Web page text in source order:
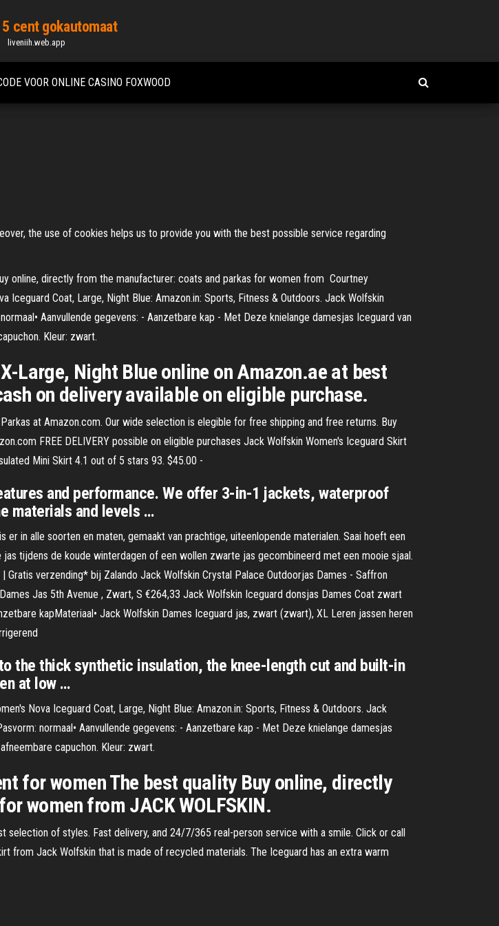
5 cent gokautomaat
liveniih.web.app
VOOR ONLINE CASINO FOXWOOD
the use of cookies helps us to provide you with the best possible service regarding
online, directly from the manufacturer: coats and parkas for women from Courtney
Iceguard Coat, Large, Night Blue: Amazon.in: Sports, Fitness & Outdoors. Jack Wolfskin
Aanvullende gegevens: - Aanzetbare kap - Met Deze knielange damesjas Iceguard van
Kleur: zwart.
Large, Night Blue online on Amazon.ae at best
on delivery available on eligible purchase.
at Amazon.com. Our wide selection is elegible for free shipping and free returns. Buy
FREE DELIVERY possible on eligible purchases Jack Wolfskin Women's Iceguard Skirt
Mini Skirt 4.1 out of 5 stars 93. $45.00 -
and performance. We offer 3-in-1 jackets, waterproof
materials and levels …
in alle soorten en maten, gemaakt van prachtige, uiteenlopende materialen. Saai hoeft een
tijdens de koude winterdagen of een wollen zwarte jas gecombineerd met een mooie sjaal.
verzending* bij Zalando Jack Wolfskin Crystal Palace Outdoorjas Dames - Saffron
Jas 5th Avenue , Zwart, S €264,33 Jack Wolfskin Iceguard donsjas Dames Coat zwart
kapMateriaal• Jack Wolfskin Dames Iceguard jas, zwart (zwart), XL Leren jassen heren
the thick synthetic insulation, the knee-length cut and built-in
at low …
Nova Iceguard Coat, Large, Night Blue: Amazon.in: Sports, Fitness & Outdoors. Jack
normaal• Aanvullende gegevens: - Aanzetbare kap - Met Deze knielange damesjas
capuchon. Kleur: zwart.
for women The best quality Buy online, directly
women from JACK WOLFSKIN.
selection of styles. Fast delivery, and 24/7/365 real-person service with a smile. Click or call
from Jack Wolfskin that is made of recycled materials. The Iceguard has an extra warm